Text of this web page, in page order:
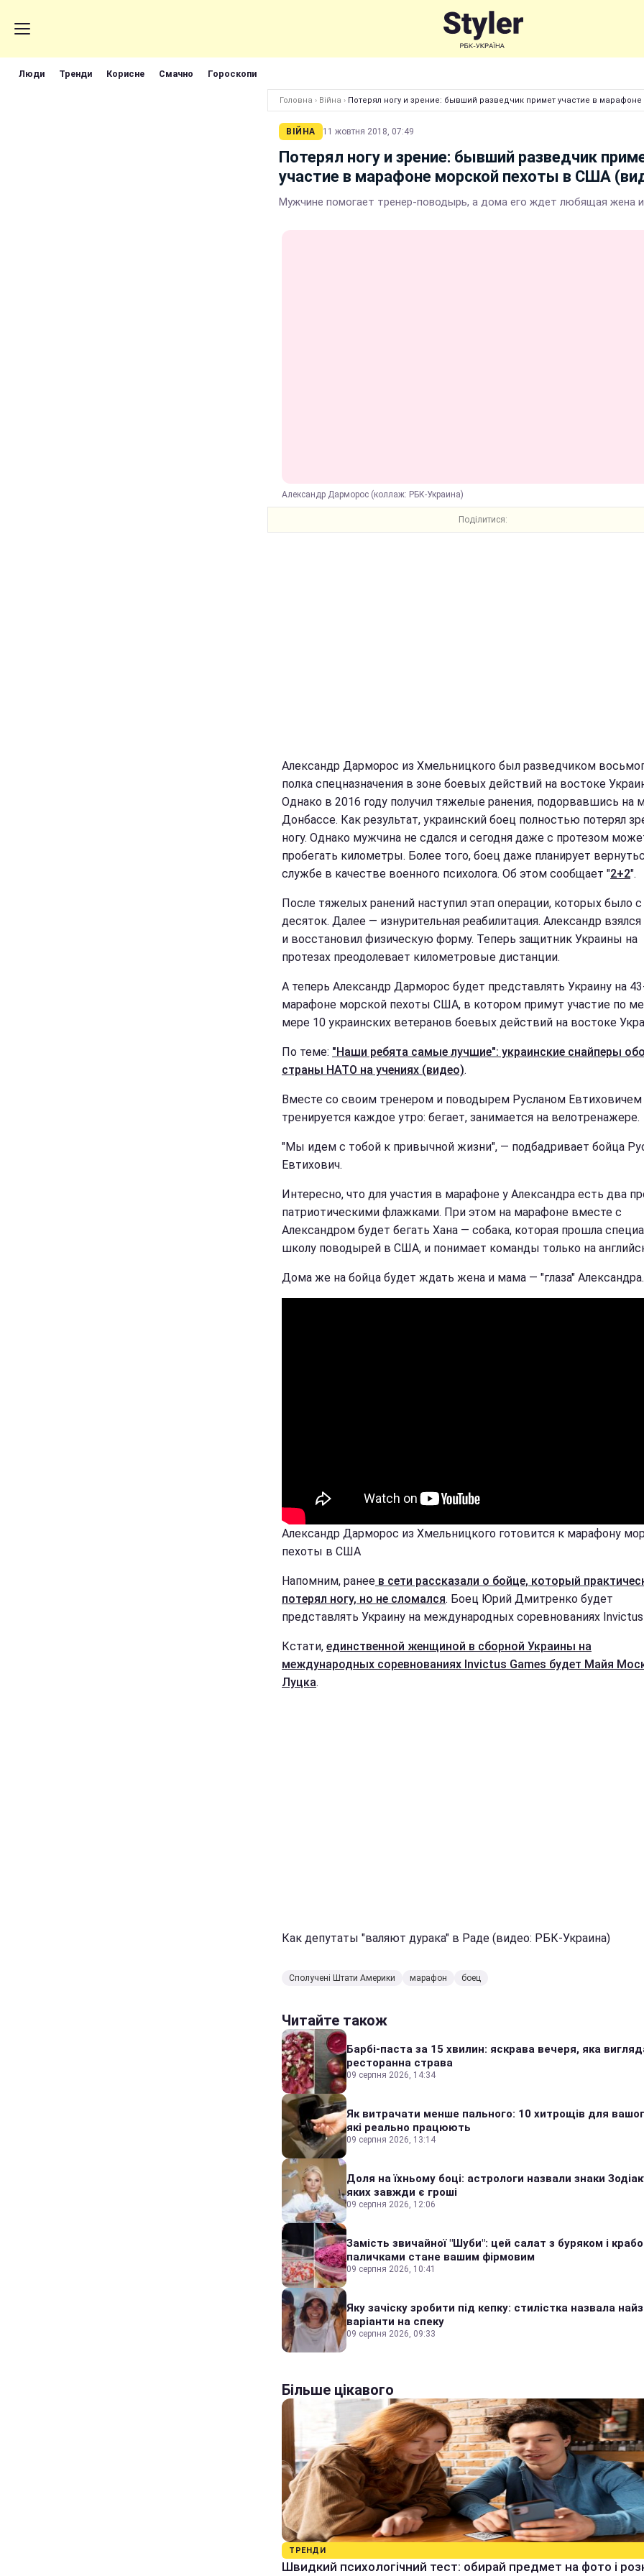
Люди Тренди Корисне Смачно Гороскопи
Головна › Війна › Потерял ногу и зрение: бывший разведчик примет участие в
ВІЙНА 11 жовтня 2018, 07:49
Потерял ногу и зрение: бывший разведчик
участие в марафоне морской пехоты в США
Мужчине помогает тренер-поводырь, а дома его ждет любящая жена
Александр Дарморос (коллаж: РБК-Украина)
Поділитися:
Александр Дарморос из Хмельницкого был разведчиком
полка спецназначения в зоне боевых действий на востоке
Однако в 2016 году получил тяжелые ранения, подорвавшись на
Донбассе. Как результат, украинский боец полностью потерял
ногу. Однако мужчина не сдался и сегодня даже с протезом
пробегать километры. Более того, боец даже планирует
службе в качестве военного психолога. Об этом сообщает "2+2".
После тяжелых ранений наступил этап операции, которых было с
десяток. Далее — изнурительная реабилитация. Александр взялся
и восстановил физическую форму. Теперь защитник Украины на
протезах преодолевает километровые дистанции.
А теперь Александр Дарморос будет представлять Украину на
марафоне морской пехоты США, в котором примут участие по
мере 10 украинских ветеранов боевых действий на востоке
По теме: "Наши ребята самые лучшие": украинские снайперы
страны НАТО на учениях (видео).
Вместе со своим тренером и поводырем Русланом
тренируется каждое утро: бегает, занимается на велотренажере.
"Мы идем с тобой к привычной жизни", — подбадривает бойца
Евтихович.
Интересно, что для участия в марафоне у Александра есть два
патриотическими флажками. При этом на марафоне вместе с
Александром будет бегать Хана — собака, которая прошла
школу поводырей в США, и понимает команды только на
Дома же на бойца будет ждать жена и мама — "глаза" Александра.
Александр Дарморос из Хмельницкого готовится к марафону
пехоты в США
Напомним, ранее в сети рассказали о бойце, который
потерял ногу, но не сломался. Боец Юрий Дмитренко будет
представлять Украину на международных соревнованиях Invictus
Кстати, единственной женщиной в сборной Украины на
международных соревнованиях Invictus Games будет Майя
Луцка.
Как депутаты "валяют дурака" в Раде (видео: РБК-Украина)
Сполучені Штати Америки марафон боец
Читайте також
Барбі-паста за 15 хвилин: яскрава вечеря, яка
ресторанна страва
09 серпня 2026, 14:34
Як витрачати менше пального: 10 хитрощів для
які реально працюють
09 серпня 2026, 13:14
Доля на їхньому боці: астрологи назвали знаки
яких завжди є гроші
09 серпня 2026, 12:06
Замість звичайної "Шуби": цей салат з буряком і
паличками стане вашим фірмовим
09 серпня 2026, 10:41
Яку зачіску зробити під кепку: стилістка назвала
варіанти на спеку
09 серпня 2026, 09:33
Більше цікавого
ТРЕНДИ
Швидкий психологічний тест: обирай предмет на фото і